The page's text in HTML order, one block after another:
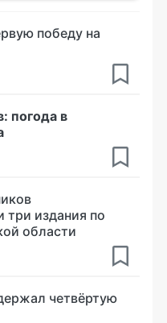
победу на
погода в
издания по
области
четвёртую